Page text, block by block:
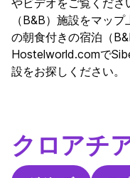
ナイトライフ
コストパフォーマンス
やビデオをご覧くだ
（B&B）施設をマッ
の朝食付きの宿泊（
Hostelworld.comで
設をお探しください。
クロアチ